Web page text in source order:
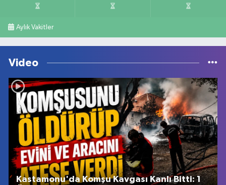
Aylık Vakitler
Video
Kastamonu'da Komşu Kavgası Kanlı Bitti: 1